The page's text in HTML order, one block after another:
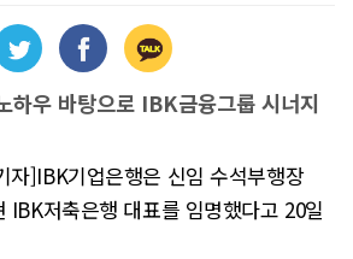
하우 바탕으로 IBK금융그룹 시너지
자]IBK기업은행은 신임 수석부행장
IBK저축은행 대표를 임명했다고 20일